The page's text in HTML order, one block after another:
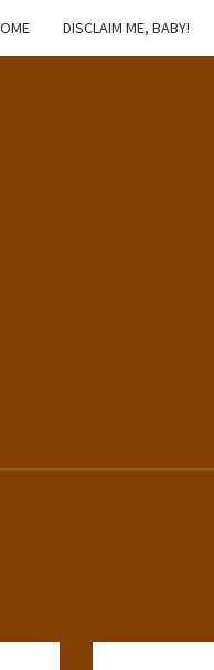
DISCLAIM ME, BABY!